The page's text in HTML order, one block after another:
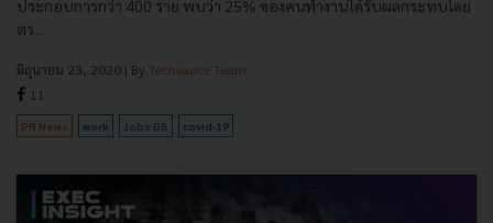
ประกอบการกว่า 400 ราย พบว่า 25% ของคนทำงานได้รับผลกระทบโดย
ตร...
มิถุนายน 23, 2020 | By Techsauce Team
11
PR News work Jobs DB covid-19